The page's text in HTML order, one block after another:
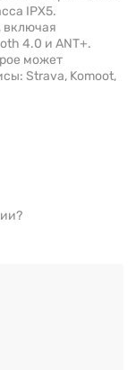
IPX5.
включая
4.0 и ANT+.
может
Strava, Komoot,